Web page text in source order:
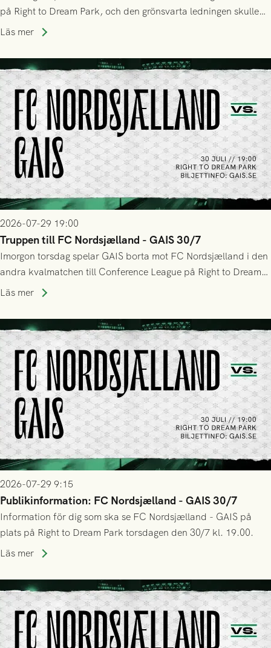
på Right to Dream Park, och den grönsvarta ledningen skulle
upphöra efter mindre än kvarten spelad. På lika mark visade
tennissiffror och det grönsvarta europaäventyret tog slut.
Läs mer
2026-07-29 19:00
Truppen till FC Nordsjælland - GAIS 30/7
Imorgon torsdag spelar GAIS borta mot FC Nordsjælland i den
andra kvalmatchen till Conference League på Right to Dream
Park! Fredrik Holmberg och ledarstaben har tagit ut följande
Läs mer
2026-07-29 9:15
Publikinformation: FC Nordsjælland - GAIS 30/7
Information för dig som ska se FC Nordsjælland - GAIS på
plats på Right to Dream Park torsdagen den 30/7 kl. 19.00.
Läs mer